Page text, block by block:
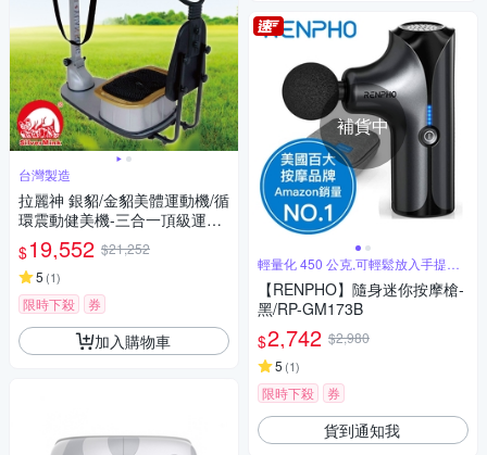
台灣製造
拉麗神 銀貂/金貂美體運動機/循
環震動健美機-三合一頂級運動
機 YK-978 全身搖擺機 動動機
抖抖機 適銀髮族 懶人運動健身
機 台灣製造
$19,552 $21,252
5 (1)
限時下殺 券
加入購物車
補貨中
輕量化 450 公克,可輕鬆放入手提包
中
【RENPHO】隨身迷你按摩槍-
黑/RP-GM173B
$2,742 $2,980
5 (1)
限時下殺 券
貨到通知我